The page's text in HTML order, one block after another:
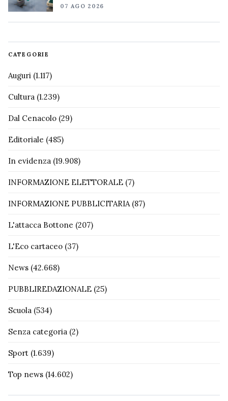
07 AGO 2026
CATEGORIE
Auguri (1.117)
Cultura (1.239)
Dal Cenacolo (29)
Editoriale (485)
In evidenza (19.908)
INFORMAZIONE ELETTORALE (7)
INFORMAZIONE PUBBLICITARIA(87)
L'attacca Bottone (207)
L'Eco cartaceo (37)
News (42.668)
PUBBLIREDAZIONALE (25)
Scuola (534)
Senza categoria (2)
Sport (1.639)
Top news (14.602)